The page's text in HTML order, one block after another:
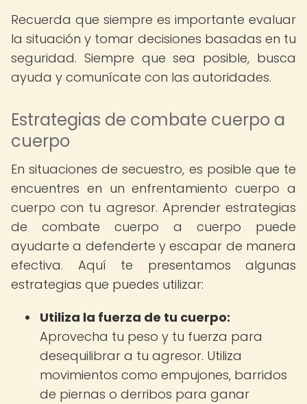
Recuerda que siempre es importante evaluar
la situación y tomar decisiones basadas en tu
seguridad. Siempre que sea posible, busca
ayuda y comunícate con las autoridades.
Estrategias de combate cuerpo a
cuerpo
En situaciones de secuestro, es posible que te
encuentres en un enfrentamiento cuerpo a
cuerpo con tu agresor. Aprender estrategias
de combate cuerpo a cuerpo puede
ayudarte a defenderte y escapar de manera
efectiva. Aquí te presentamos algunas
estrategias que puedes utilizar:
Utiliza la fuerza de tu cuerpo:
Aprovecha tu peso y tu fuerza para
desequilibrar a tu agresor. Utiliza
movimientos como empujones, barridos
de piernas o derribos para ganar